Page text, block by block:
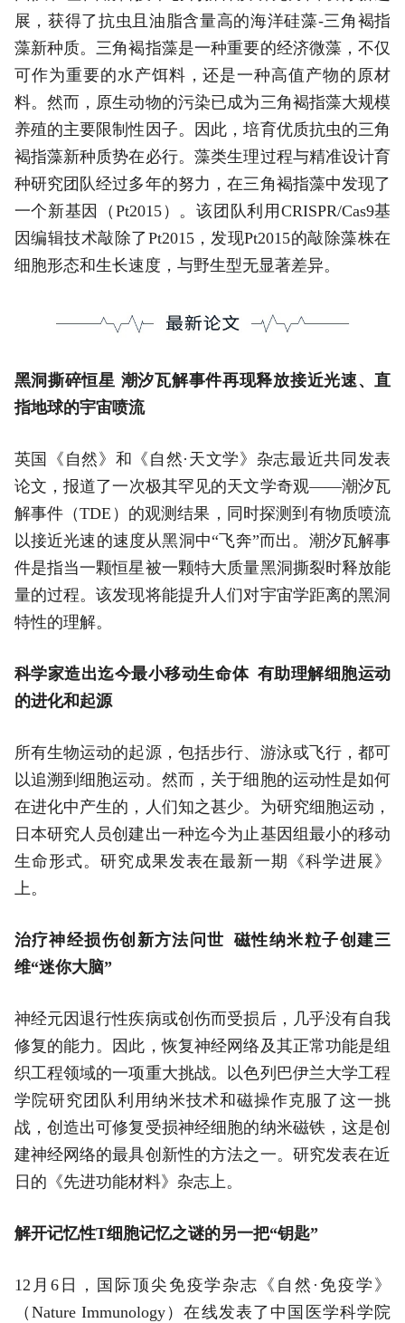
展，获得了抗虫且油脂含量高的海洋硅藻-三角褐指
藻新种质。三角褐指藻是一种重要的经济微藻，不仅
可作为重要的水产饵料，还是一种高值产物的原材
料。然而，原生动物的污染已成为三角褐指藻大规模
养殖的主要限制性因子。因此，培育优质抗虫的三角
褐指藻新种质势在必行。藻类生理过程与精准设计育
种研究团队经过多年的努力，在三角褐指藻中发现了
一个新基因（Pt2015）。该团队利用CRISPR/Cas9基
因编辑技术敲除了Pt2015，发现Pt2015的敲除藻株在
细胞形态和生长速度，与野生型无显著差异。
黑洞撕碎恒星 潮汐瓦解事件再现释放接近光速、直
指地球的宇宙喷流
英国《自然》和《自然·天文学》杂志最近共同发表
论文，报道了一次极其罕见的天文学奇观——潮汐瓦
解事件（TDE）的观测结果，同时探测到有物质喷流
以接近光速的速度从黑洞中“飞奔”而出。潮汐瓦解事
件是指当一颗恒星被一颗特大质量黑洞撕裂时释放能
量的过程。该发现将能提升人们对宇宙学距离的黑洞
特性的理解。
科学家造出迄今最小移动生命体 有助理解细胞运动
的进化和起源
所有生物运动的起源，包括步行、游泳或飞行，都可
以追溯到细胞运动。然而，关于细胞的运动性是如何
在进化中产生的，人们知之甚少。为研究细胞运动，
日本研究人员创建出一种迄今为止基因组最小的移动
生命形式。研究成果发表在最新一期《科学进展》
上。
治疗神经损伤创新方法问世 磁性纳米粒子创建三
维“迷你大脑”
神经元因退行性疾病或创伤而受损后，几乎没有自我
修复的能力。因此，恢复神经网络及其正常功能是组
织工程领域的一项重大挑战。以色列巴伊兰大学工程
学院研究团队利用纳米技术和磁操作克服了这一挑
战，创造出可修复受损神经细胞的纳米磁铁，这是创
建神经网络的最具创新性的方法之一。研究发表在近
日的《先进功能材料》杂志上。
解开记忆性T细胞记忆之谜的另一把“钥匙”
12月6日，国际顶尖免疫学杂志《自然·免疫学》
（Nature Immunology）在线发表了中国医学科学院